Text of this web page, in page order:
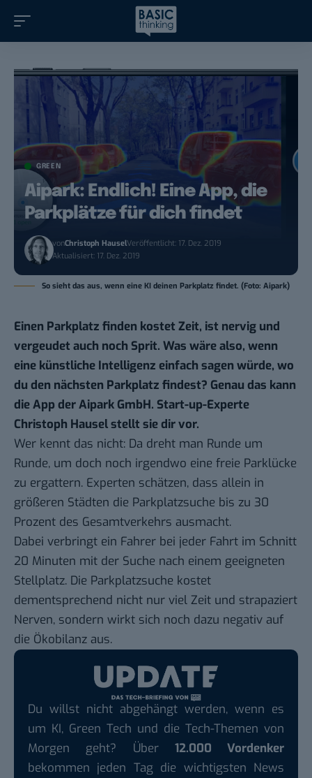
GREEN
Aipark: Endlich! Eine App, die
Parkplätze für dich findet
vonChristoph HauselVeröffentlicht: 17. Dez. 2019
Aktualisiert: 17. Dez. 2019
So sieht das aus, wenn eine KI deinen Parkplatz findet. (Foto: Aipark)
Einen Parkplatz finden kostet Zeit, ist nervig und
vergeudet auch noch Sprit. Was wäre also, wenn
eine künstliche Intelligenz einfach sagen würde, wo
du den nächsten Parkplatz findest? Genau das kann
die App der Aipark GmbH. Start-up-Experte
Christoph Hauselstellt sie dir vor.
Wer kennt das nicht: Da dreht man Runde um
Runde, um doch noch irgendwo eine freie Parklücke
zu ergattern. Experten schätzen, dass allein in
größeren Städten die Parkplatzsuche bis zu 30
Prozent des Gesamtverkehrs ausmacht.
Dabei verbringt ein Fahrer bei jeder Fahrt im Schnitt
20 Minuten mit der Suche nach einem geeigneten
Stellplatz. Die Parkplatzsuche kostet
dementsprechend nicht nur viel Zeit und strapaziert
Nerven, sondern wirkt sich noch dazu negativ auf
die Ökobilanz aus.
Du willst nicht abgehängt werden, wenn es
um KI, Green Tech und die Tech-Themen von
Morgen geht? Über 12.000 Vordenker
bekommen jeden Tag die wichtigsten News